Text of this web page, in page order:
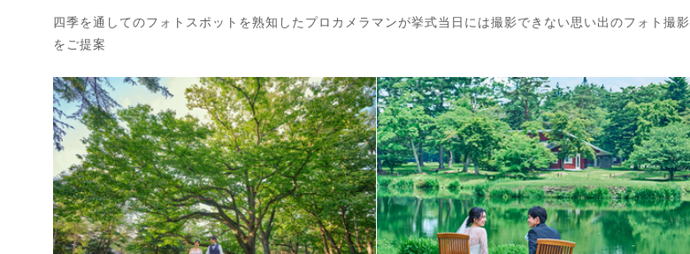
四季を通してのフォトスポットを熟知したプロカメラマンが挙式当日には撮影できない思い出のフォト撮影
をご提案